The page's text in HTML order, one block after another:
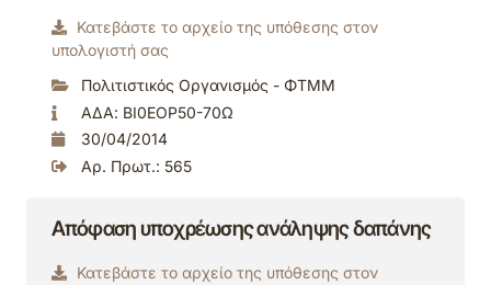
Κατεβάστε το αρχείο της υπόθεσης στον
υπολογιστή σας
Πολιτιστικός Οργανισμός - ΦΤΜΜ
ΑΔΑ: ΒΙ0ΕΟΡ50-70Ω
30/04/2014
Αρ. Πρωτ.: 565
Απόφαση υποχρέωσης ανάληψης δαπάνης
Κατεβάστε το αρχείο της υπόθεσης στον